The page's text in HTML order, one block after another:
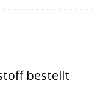
bestellt